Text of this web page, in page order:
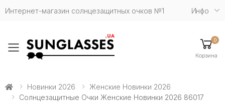
Интернет-магазин солнцезащитных очков №1 Инфо
Toggle mobile menu
0
Корзина
Новинки 2026
Женские Новинки 2026
Солнцезащитные Очки Женские Новинки 2026 86017